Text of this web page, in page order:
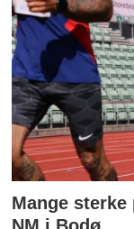
Mange